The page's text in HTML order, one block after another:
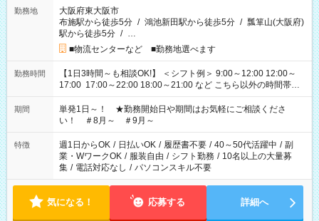
勤務地
大阪府東大阪市
布施駅から徒歩5分 / 鴻池新田駅から徒歩5分 / 瓢箪山(大阪府)
駅から徒歩5分 / …
■物流センターなど ■勤務地選べます
勤務時間
【1日3時間～も相談OK!】 ＜シフト例＞ 9:00～12:00 12:00～
17:00 17:00～22:00 18:00～21:00 など こちら以外の時間帯も
お気軽にご相談ください！
期間
単発1日～！ ★勤務開始日や期間はお気軽にご相談くださ
い！ ＃8月～ ＃9月～
特徴 週1日からOK / 日払いOK / 履歴書不要 / 40～50代活躍中 / 副
業・WワークOK / 服装自由 / シフト勤務 / 10名以上の大量募
集 / 電話対応なし / パソコンスキル不要
気になる！ 応募する 詳細へ